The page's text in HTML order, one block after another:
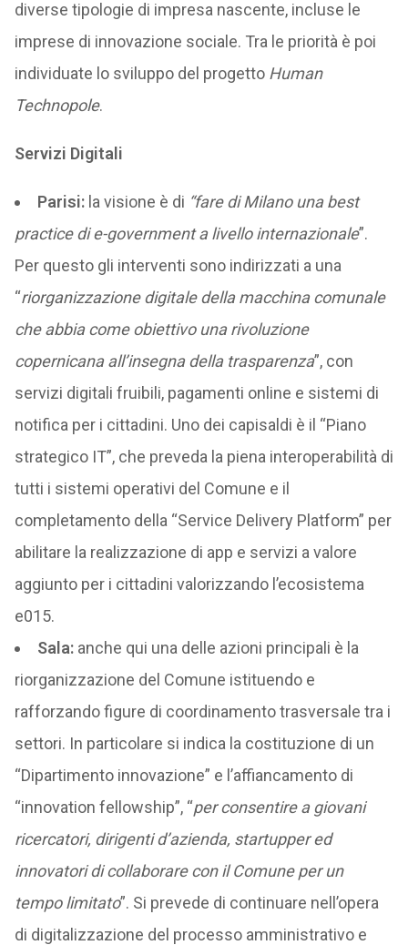
diverse tipologie di impresa nascente, incluse le
imprese di innovazione sociale. Tra le priorità è poi
individuate lo sviluppo del progetto Human
Technopole.
Servizi Digitali
Parisi:la visione è di “fare di Milano una best
practice di e-government a livello internazionale”.
Per questo gli interventi sono indirizzati a una
“riorganizzazione digitale della macchina comunale
che abbia come obiettivo una rivoluzione
copernicana all’insegna della trasparenza”, con
servizi digitali fruibili, pagamenti online e sistemi di
notifica per i cittadini. Uno dei capisaldi è il “Piano
strategico IT”, che preveda la piena interoperabilità di
tutti i sistemi operativi del Comune e il
completamento della “Service Delivery Platform” per
abilitare la realizzazione di app e servizi a valore
aggiunto per i cittadini valorizzando l’ecosistema
e015.
Sala: anche qui una delle azioni principali è la
riorganizzazione del Comune istituendo e
rafforzando figure di coordinamento trasversale tra i
settori. In particolare si indica la costituzione di un
“Dipartimento innovazione” e l’affiancamento di
“innovation fellowship”, “per consentire a giovani
ricercatori, dirigenti d’azienda, startupper ed
innovatori di collaborare con il Comune per un
tempo limitato”. Si prevede di continuare nell’opera
di digitalizzazione del processo amministrativo e